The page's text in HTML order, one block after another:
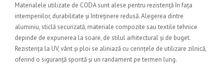
Materialele utilizate de CODA sunt alese pentru rezistență în fața
intemperiilor, durabilitate și întreținere redusă. Alegerea dintre
aluminiu, sticlă securizată, materiale compozite sau textile tehnice
depinde de expunerea la soare, de stilul arhitectural și de buget.
Rezistența la UV, vânt și ploi se aliniază cu cerințele de utilizare zilnică,
oferind o siguranță sporită și un randament pe termen lung.